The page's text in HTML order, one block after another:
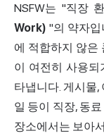
NSFW는 "직장
Work) "의 약자입
에 적합하지 않은
이 여전히 사용되
타냅니다. 게시물,
일 등이 직장, 동
장소에서는 보아